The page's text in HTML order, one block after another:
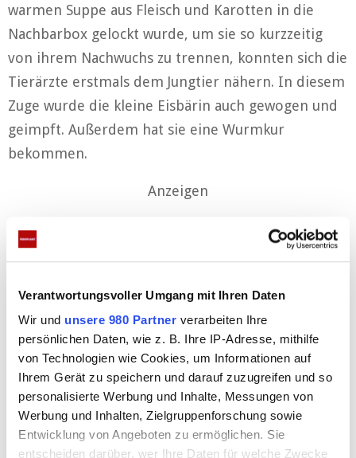
Verantwortungsvoller Umgang mit Ihren Daten
Wir und unsere 980 Partner verarbeiten Ihre
persönlichen Daten, wie z. B. Ihre IP-Adresse, mithilfe
von Technologien wie Cookies, um Informationen auf
Ihrem Gerät zu speichern und darauf zuzugreifen und so
personalisierte Werbung und Inhalte, Messungen von
Werbung und Inhalten, Zielgruppenforschung sowie
Entwicklung von Angeboten zu ermöglichen. Sie
entscheiden darüber, wer Ihre Daten für welche Zwecke
warmen Suppe aus Fleisch und Karotten in die
Nachbarbox gelockt wurde, um sie so kurzzeitig
von ihrem Nachwuchs zu trennen, konnten sich die
Tierärzte erstmals dem Jungtier nähern. In diesem
Zuge wurde die kleine Eisbärin auch gewogen und
geimpft. Außerdem hat sie eine Wurmkur
bekommen.
Anzeigen
Der erste Besuch in der Wurfhöhle war nach rund
15 Minuten schon wieder vorbei. „Der kleine
Eisbär bringt mit einer Größe von 61 cm von Kopf
bis Po stolze 8,5 kg auf die Waage“, erzählt Tierarzt